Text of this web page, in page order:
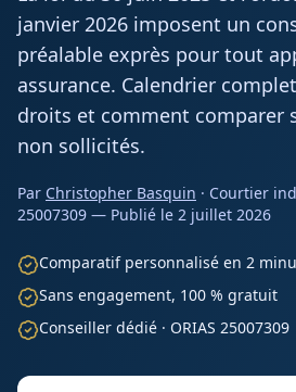
janvier 2026 imposent un
préalable exprès pour tout
assurance. Calendrier
droits et comment comparer
non sollicités.
Par Christopher Basquin · Courtier
25007309 — Publié le 2 juillet 2026
Comparatif personnalisé en 2
Sans engagement, 100 % gratuit
Conseiller dédié · ORIAS 25007309